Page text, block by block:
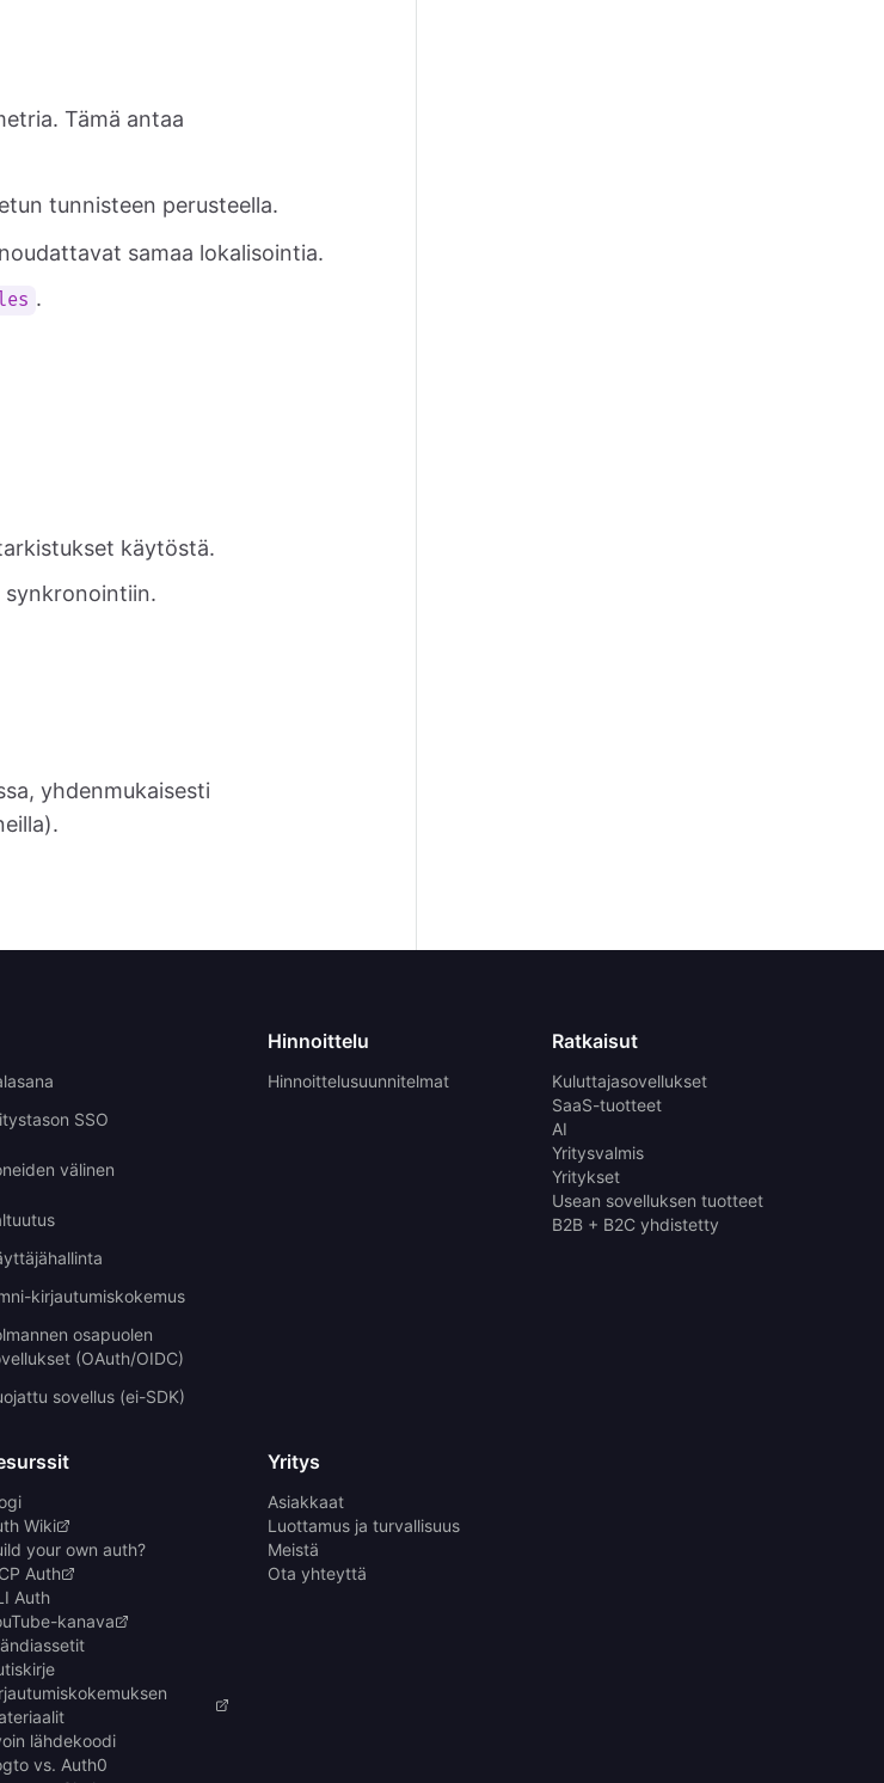
Tämä antaa
tunnisteen perusteella.
samaa lokalisointia.
.
käytöstä.
yhdenmukaisesti
SSO
välinen
kirjautumiskokemus
osapuolen
(OAuth/OIDC)
sovellus (ei-SDK)
Hinnoittelu
Hinnoittelusuunnitelmat
Ratkaisut
Kuluttajasovellukset
SaaS-tuotteet
AI
Yritysvalmis
Yritykset
Usean sovelluksen tuotteet
B2B + B2C yhdistetty
Wiki
your own auth?
Auth
Auth
kanava
lähdekoodi
vs. Auth0
Yritys
Asiakkaat
Luottamus ja turvallisuus
Meistä
Ota yhteyttä